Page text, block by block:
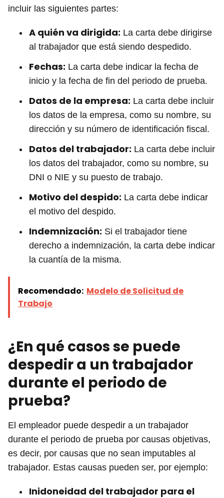
incluir las siguientes partes:
A quién va dirigida: La carta debe dirigirse
al trabajador que está siendo despedido.
Fechas: La carta debe indicar la fecha de
inicio y la fecha de fin del periodo de prueba.
Datos de la empresa: La carta debe incluir
los datos de la empresa, como su nombre, su
dirección y su número de identificación fiscal.
Datos del trabajador: La carta debe incluir
los datos del trabajador, como su nombre, su
DNI o NIE y su puesto de trabajo.
Motivo del despido: La carta debe indicar
el motivo del despido.
Indemnización: Si el trabajador tiene
derecho a indemnización, la carta debe indicar
la cuantía de la misma.
Recomendado: Modelo de Solicitud de
Trabajo
¿En qué casos se puede
despedir a un trabajador
durante el periodo de
prueba?
El empleador puede despedir a un trabajador
durante el periodo de prueba por causas objetivas,
es decir, por causas que no sean imputables al
trabajador. Estas causas pueden ser, por ejemplo:
Inidoneidad del trabajador para el